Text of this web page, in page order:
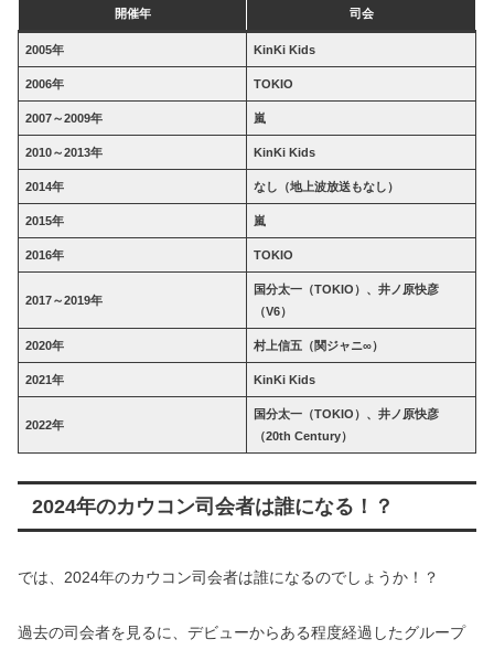
開催年 司会
2005年 KinKi Kids
2006年 TOKIO
2007～2009年 嵐
2010～2013年 KinKi Kids
2014年 なし（地上波放送もなし）
2015年 嵐
2016年 TOKIO
2017～2019年
国分太一（TOKIO）、井ノ原快彦
（V6）
2020年 村上信五（関ジャニ∞）
2021年 KinKi Kids
2022年
国分太一（TOKIO）、井ノ原快彦
（20th Century）
2024年のカウコン司会者は誰になる！？
では、2024年のカウコン司会者は誰になるのでしょうか！？
過去の司会者を見るに、デビューからある程度経過したグループ